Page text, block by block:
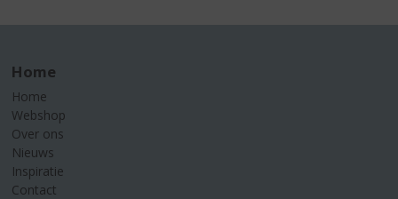
Home
Home
Webshop
Over ons
Nieuws
Inspiratie
Contact